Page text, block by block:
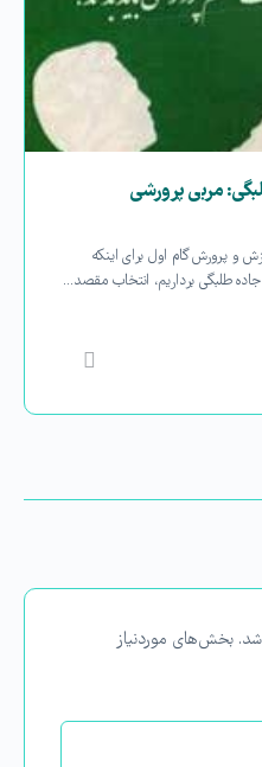
مربی پرورشی
و پرورش گام اول برای اینکه
طلبگی برداریم، انتخاب مقصد…
بخش‌های موردنیاز